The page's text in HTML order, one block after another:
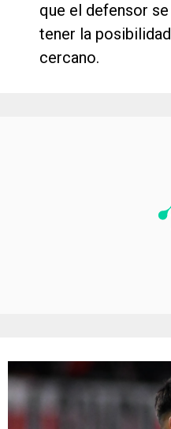
que el defensor
tener la
cercano.